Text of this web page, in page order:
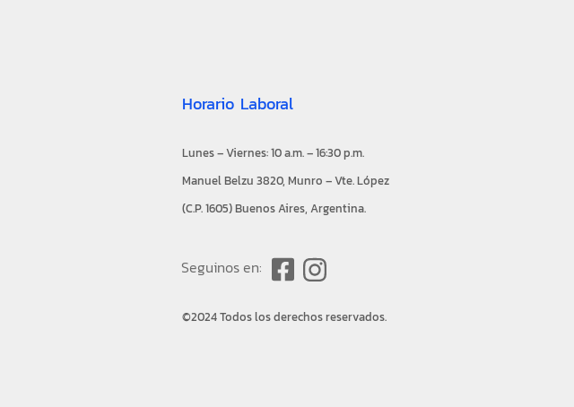
Horario Laboral
Lunes – Viernes: 10 a.m. – 16:30 p.m.
Manuel Belzu 3820, Munro – Vte. López
(C.P. 1605) Buenos Aires, Argentina.
Seguinos en:
©2024 Todos los derechos reservados.